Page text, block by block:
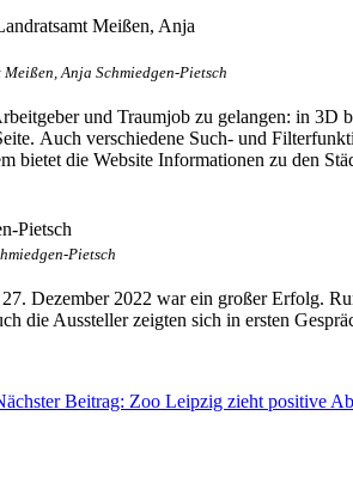
Anja Schmiedgen-Pietsch
und Traumjob zu gelangen: in 3D
Auch verschiedene Such- und
bietet die Website Informationen zu den
Pietsch
Dezember 2022 war ein großer Erfolg.
die Aussteller zeigten sich in ersten
Beitrag: Zoo Leipzig zieht positive